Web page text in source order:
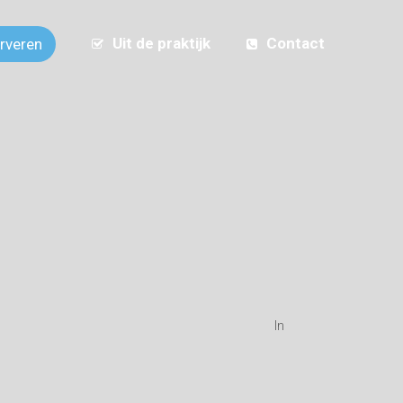
Uit de praktijk Contact
In